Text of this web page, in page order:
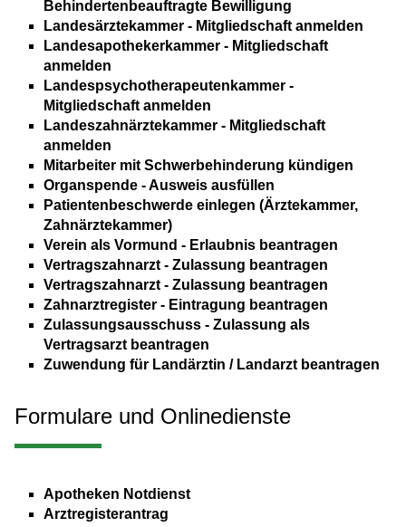
Behindertenbeauftragte Bewilligung
Landesärztekammer - Mitgliedschaft anmelden
Landesapothekerkammer - Mitgliedschaft
anmelden
Landespsychotherapeutenkammer -
Mitgliedschaft anmelden
Landeszahnärztekammer - Mitgliedschaft
anmelden
Mitarbeiter mit Schwerbehinderung kündigen
Organspende - Ausweis ausfüllen
Patientenbeschwerde einlegen (Ärztekammer,
Zahnärztekammer)
Verein als Vormund - Erlaubnis beantragen
Vertragszahnarzt - Zulassung beantragen
Vertragszahnarzt - Zulassung beantragen
Zahnarztregister - Eintragung beantragen
Zulassungsausschuss - Zulassung als
Vertragsarzt beantragen
Zuwendung für Landärztin / Landarzt beantragen
Formulare und Onlinedienste
Apotheken Notdienst
Arztregisterantrag